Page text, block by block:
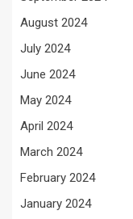
August 2024
July 2024
June 2024
May 2024
April 2024
March 2024
February 2024
January 2024